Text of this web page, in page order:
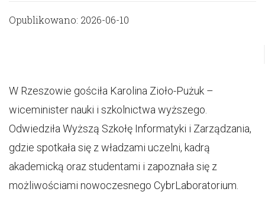
Opublikowano: 2026-06-10
W Rzeszowie gościła Karolina Zioło-Pużuk –
wiceminister nauki i szkolnictwa wyższego.
Odwiedziła Wyższą Szkołę Informatyki i Zarządzania,
gdzie spotkała się z władzami uczelni, kadrą
akademicką oraz studentami i zapoznała się z
możliwościami nowoczesnego CybrLaboratorium.